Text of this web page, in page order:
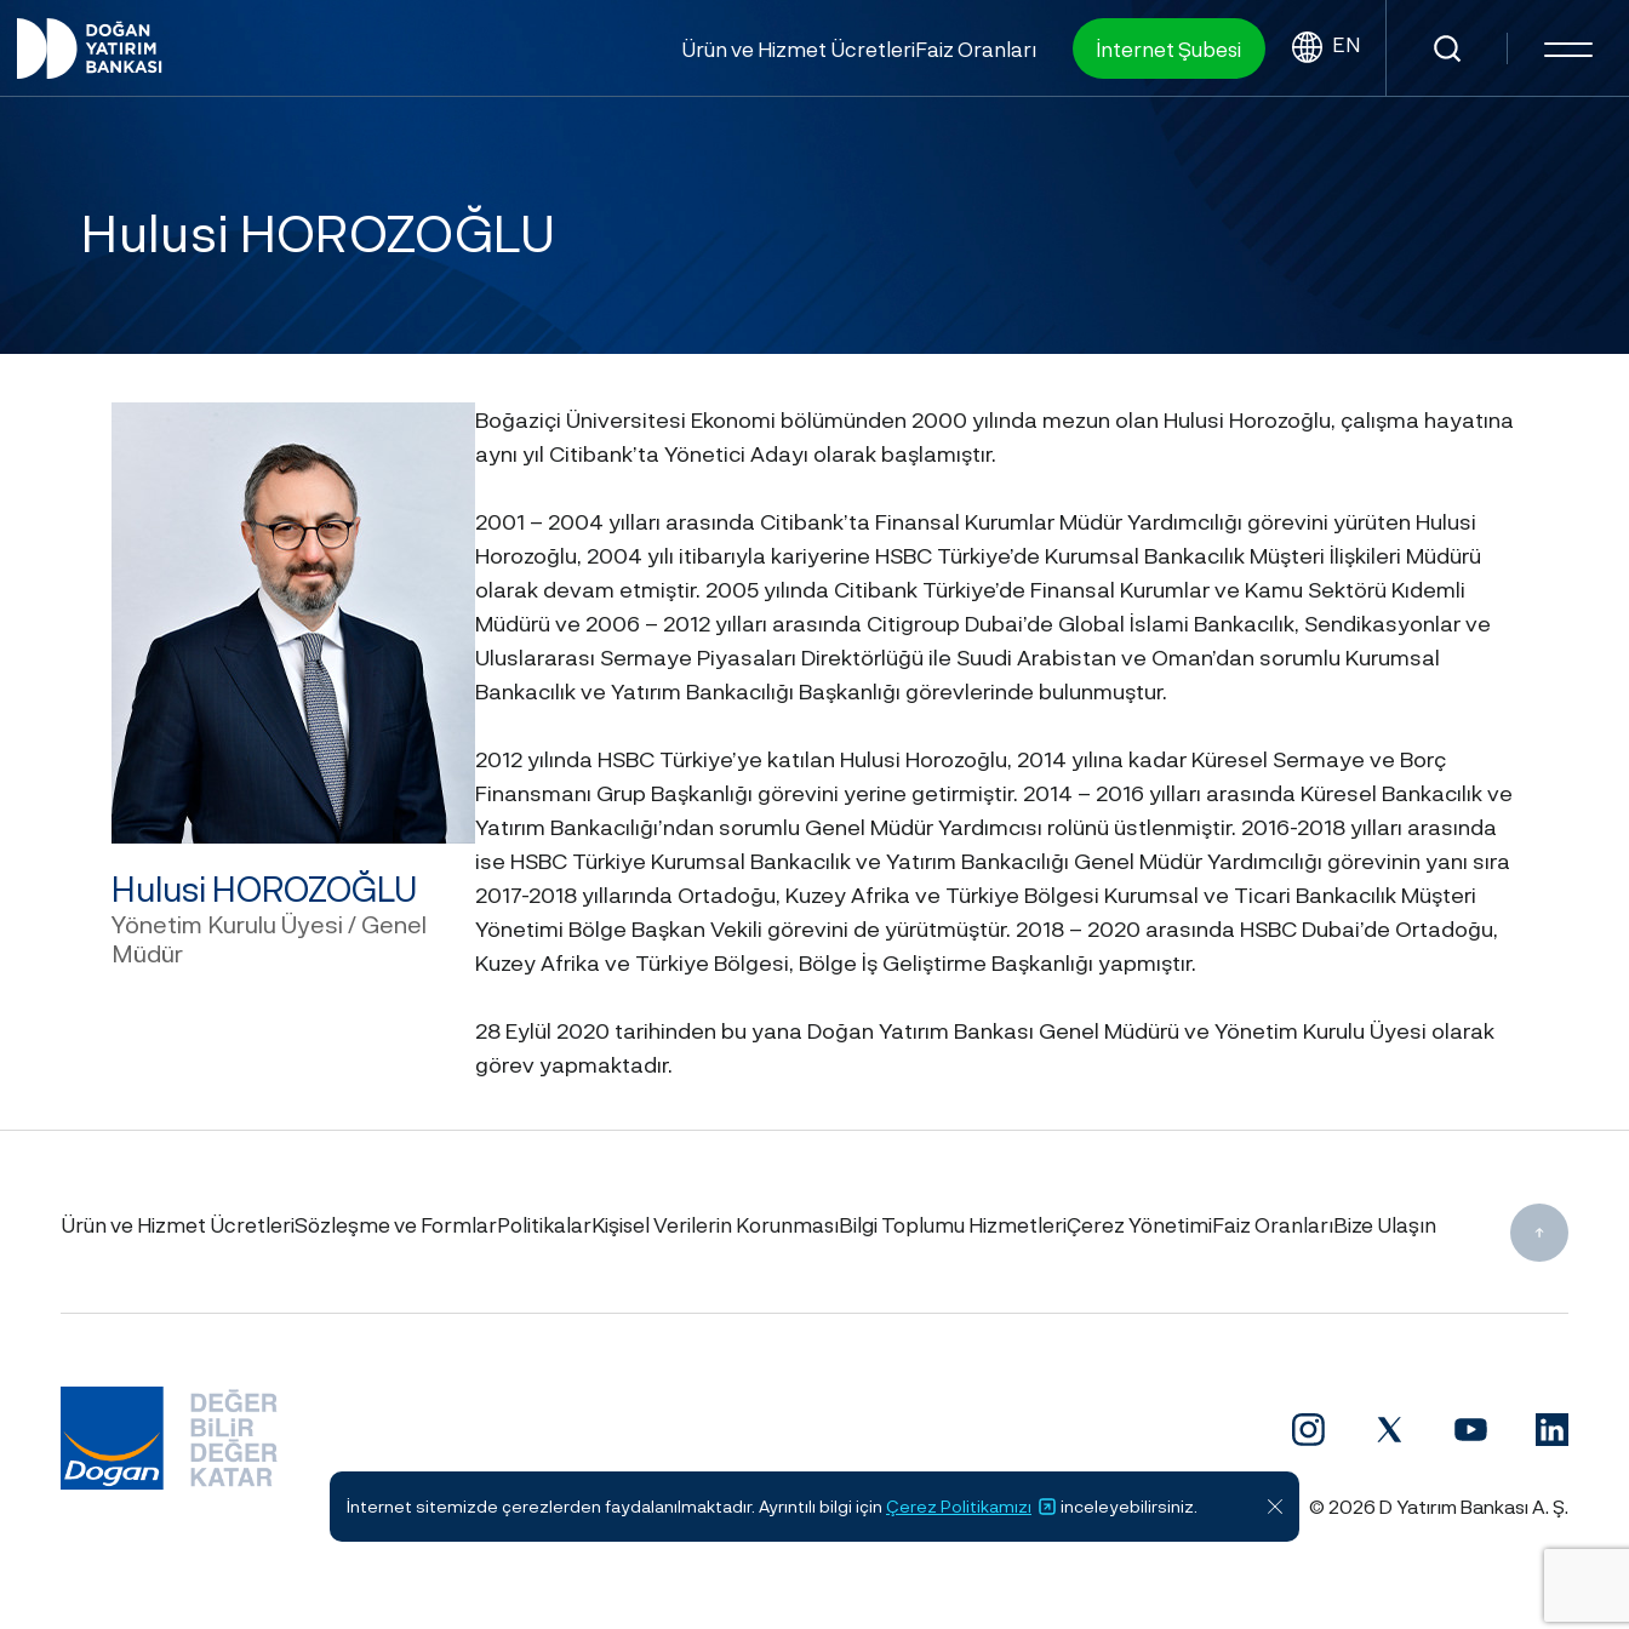
Ürün ve Hizmet ÜcretleriFaiz Oranları İnternet Şubesi EN
Hulusi HOROZOĞLU
Hulusi HOROZOĞLU
Yönetim Kurulu Üyesi / Genel
Müdür
Boğaziçi Üniversitesi Ekonomi bölümünden 2000 yılında mezun olan Hulusi Horozoğlu, çalışma hayatına
aynı yıl Citibank’ta Yönetici Adayı olarak başlamıştır.
2001 – 2004 yılları arasında Citibank’ta Finansal Kurumlar Müdür Yardımcılığı görevini yürüten Hulusi
Horozoğlu, 2004 yılı itibarıyla kariyerine HSBC Türkiye’de Kurumsal Bankacılık Müşteri İlişkileri Müdürü
olarak devam etmiştir. 2005 yılında Citibank Türkiye’de Finansal Kurumlar ve Kamu Sektörü Kıdemli
Müdürü ve 2006 – 2012 yılları arasında Citigroup Dubai’de Global İslami Bankacılık, Sendikasyonlar ve
Uluslararası Sermaye Piyasaları Direktörlüğü ile Suudi Arabistan ve Oman’dan sorumlu Kurumsal
Bankacılık ve Yatırım Bankacılığı Başkanlığı görevlerinde bulunmuştur.
2012 yılında HSBC Türkiye’ye katılan Hulusi Horozoğlu, 2014 yılına kadar Küresel Sermaye ve Borç
Finansmanı Grup Başkanlığı görevini yerine getirmiştir. 2014 – 2016 yılları arasında Küresel Bankacılık ve
Yatırım Bankacılığı’ndan sorumlu Genel Müdür Yardımcısı rolünü üstlenmiştir. 2016-2018 yılları arasında
ise HSBC Türkiye Kurumsal Bankacılık ve Yatırım Bankacılığı Genel Müdür Yardımcılığı görevinin yanı sıra
2017-2018 yıllarında Ortadoğu, Kuzey Afrika ve Türkiye Bölgesi Kurumsal ve Ticari Bankacılık Müşteri
Yönetimi Bölge Başkan Vekili görevini de yürütmüştür. 2018 – 2020 arasında HSBC Dubai’de Ortadoğu,
Kuzey Afrika ve Türkiye Bölgesi, Bölge İş Geliştirme Başkanlığı yapmıştır.
28 Eylül 2020 tarihinden bu yana Doğan Yatırım Bankası Genel Müdürü ve Yönetim Kurulu Üyesi olarak
görev yapmaktadır.
Ürün ve Hizmet ÜcretleriSözleşme ve FormlarPolitikalarKişisel Verilerin KorunmasıBilgi Toplumu HizmetleriÇerez YönetimiFaiz OranlarıBize Ulaşın
© 2026 D Yatırım Bankası A. Ş.
İnternet sitemizde çerezlerden faydalanılmaktadır. Ayrıntılı bilgi için Çerez Politikamızı inceleyebilirsiniz.